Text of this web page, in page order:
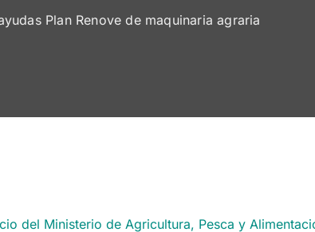
Plan Renove de maquinaria agraria
del Ministerio de Agricultura, Pesca y